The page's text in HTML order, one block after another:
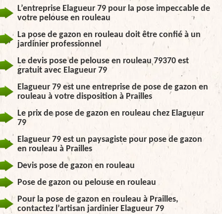
L’entreprise Elagueur 79 pour la pose impeccable de
votre pelouse en rouleau
La pose de gazon en rouleau doit être confié à un
jardinier professionnel
Le devis pose de pelouse en rouleau 79370 est
gratuit avec Elagueur 79
Elagueur 79 est une entreprise de pose de gazon en
rouleau à votre disposition à Prailles
Le prix de pose de gazon en rouleau chez Elagueur
79
Elagueur 79 est un paysagiste pour pose de gazon
en rouleau à Prailles
Devis pose de gazon en rouleau
Pose de gazon ou pelouse en rouleau
Pour la pose de gazon en rouleau à Prailles,
contactez l’artisan jardinier Elagueur 79